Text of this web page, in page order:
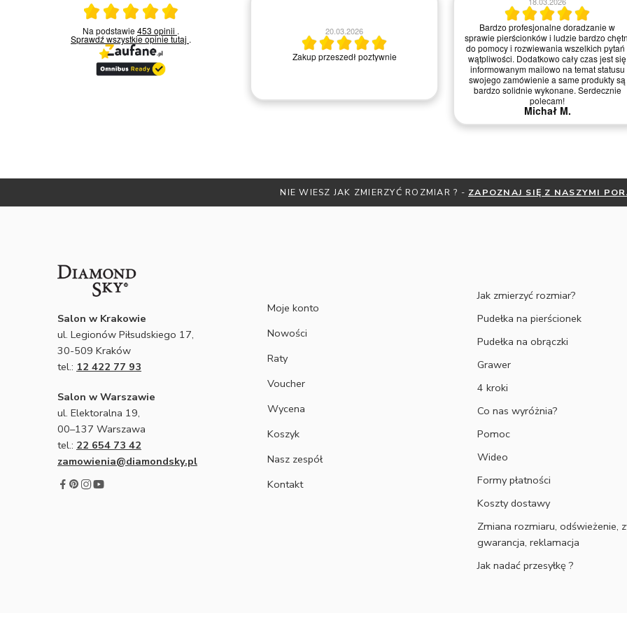
Ocena średnia 5 na 5
Na podstawie453 opinii .
Sprawdź wszystkie opinietutaj .
23.03.2026
Bardzo miła i kompetentna obsługa.
Polecam
Remigiusz D.
20.03.2026
Zakup przeszedł poztywnie
Bardzo profesjonalne doradzanie w
sprawie pierścionków i ludzie bardzo
do pomocy i rozwiewania wszelkich pytań
wątpliwości. Dodatkowo cały czas jest się
informowanym mailowo na temat statusu
swojego zamówienie a same produkty są
bardzo solidnie wykonane. Serdecznie
polecam!
Michał M.
NIE WIESZ JAK ZMIERZYĆ ROZMIAR ? - ZAPOZNAJ SIĘ Z NASZYMI
Salon w Krakowie
ul. Legionów Piłsudskiego 17,
30-509 Kraków
tel.: 12 422 77 93
Salon w Warszawie
ul. Elektoralna 19,
00–137 Warszawa
tel.: 22 654 73 42
zamowienia@diamondsky.pl
Moje konto
Nowości
Raty
Voucher
Wycena
Koszyk
Nasz zespół
Kontakt
Jak zmierzyć rozmiar?
Pudełka na pierścionek
Pudełka na obrączki
Grawer
4 kroki
Co nas wyróżnia?
Pomoc
Wideo
Formy płatności
Koszty dostawy
Zmiana rozmiaru, odświeżenie,
gwarancja, reklamacja
Jak nadać przesyłkę ?